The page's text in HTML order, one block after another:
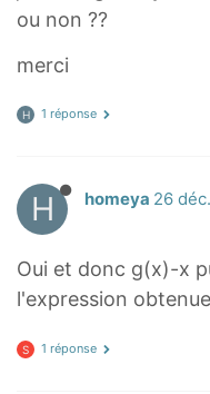
ou non ??
merci
H 1 réponse
H homeya 26
Oui et donc g(x)-x
l'expression
S 1 réponse